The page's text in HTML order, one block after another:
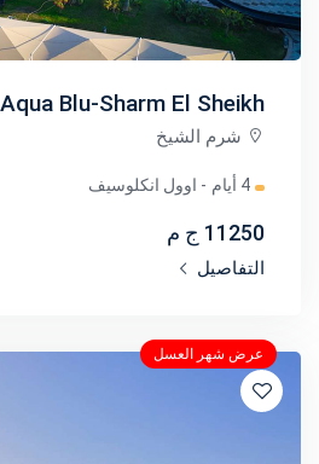
Aqua Blu-Sharm El Sheikh
شرم الشيخ
4 أيام - اوول انكلوسيف
11250 ج م
التفاصيل
عرض شهر العسل